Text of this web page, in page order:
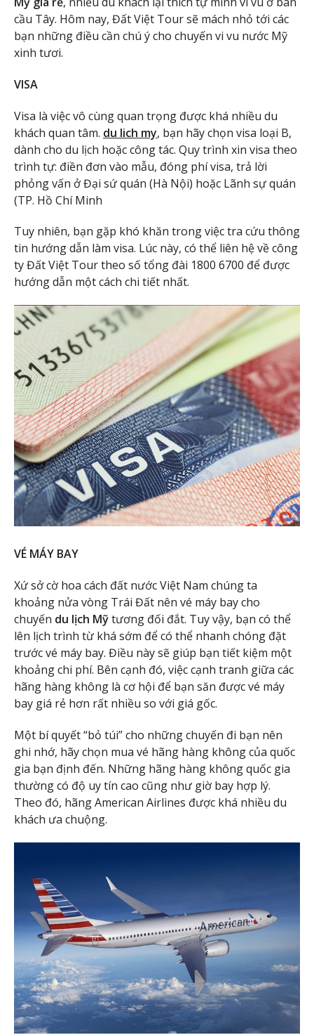
cầu Tây. Hôm nay, Đất Việt Tour sẽ mách nhỏ tới các
bạn những điều cần chú ý cho chuyến vi vu nước Mỹ
xinh tươi.
VISA
Visa là việc vô cùng quan trọng được khá nhiều du
khách quan tâm. du lich my, bạn hãy chọn visa loại B,
dành cho du lịch hoặc công tác. Quy trình xin visa theo
trình tự: điền đơn vào mẫu, đóng phí visa, trả lời
phỏng vấn ở Đại sứ quán (Hà Nội) hoặc Lãnh sự quán
(TP. Hồ Chí Minh
Tuy nhiên, bạn gặp khó khăn trong việc tra cứu thông
tin hướng dẫn làm visa. Lúc này, có thể liên hệ về công
ty Đất Việt Tour theo số tổng đài 1800 6700 để được
hướng dẫn một cách chi tiết nhất.
VÉ MÁY BAY
Xứ sở cờ hoa cách đất nước Việt Nam chúng ta
khoảng nửa vòng Trái Đất nên vé máy bay cho
chuyến du lịch Mỹtương đối đắt. Tuy vậy, bạn có thể
lên lịch trình từ khá sớm để có thể nhanh chóng đặt
trước vé máy bay. Điều này sẽ giúp bạn tiết kiệm một
khoảng chi phí. Bên cạnh đó, việc cạnh tranh giữa các
hãng hàng không là cơ hội để bạn săn được vé máy
bay giá rẻ hơn rất nhiều so với giá gốc.
Một bí quyết “bỏ túi” cho những chuyến đi bạn nên
ghi nhớ, hãy chọn mua vé hãng hàng không của quốc
gia bạn định đến. Những hãng hàng không quốc gia
thường có độ uy tín cao cũng như giờ bay hợp lý.
Theo đó, hãng American Airlines được khá nhiều du
khách ưa chuộng.